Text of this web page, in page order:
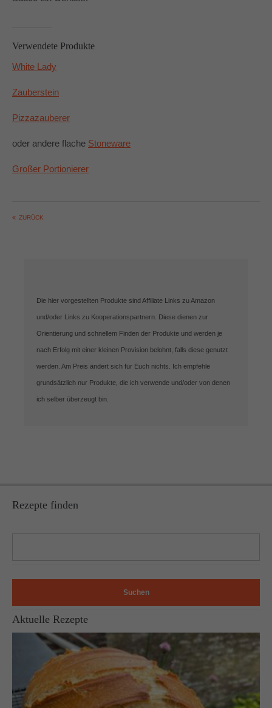
Verwendete Produkte
White Lady
Zauberstein
Pizzazauberer
oder andere flache Stoneware
Großer Portionierer
ZURÜCK
Die hier vorgestellten Produkte sind Affiliate Links zu Amazon
und/oder Links zu Kooperationspartnern. Diese dienen zur
Orientierung und schnellem Finden der Produkte und werden je
nach Erfolg mit einer kleinen Provision belohnt, falls diese genutzt
werden. Am Preis ändert sich für Euch nichts. Ich empfehle
grundsätzlich nur Produkte, die ich verwende und/oder von denen
ich selber überzeugt bin.
Rezepte finden
Suchen
Aktuelle Rezepte